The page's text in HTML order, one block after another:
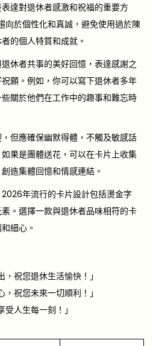
達對退休者感激和祝福的重要方
於個性化和真誠，避免使用過於陳
的個人特質和成就。
休者共事的美好回憶，表達感謝之
願。例如，你可以寫下退休者多年
關於他們在工作中的趣事和難忘時
但應確保幽默得體，不觸及敏感話
果是團體送花，可以在卡片上收集
造集體回憶和情感連結。
年流行的卡片設計包括燙金字
。選擇一款與退休者品味相符的卡
細心。
，祝您退休生活愉快！」
，祝您未來一切順利！」
受人生每一刻！」